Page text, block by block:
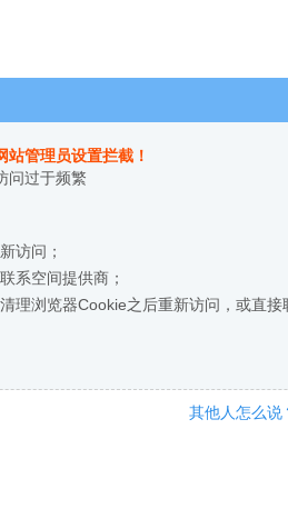
管理员设置拦截！
问过于频繁
访问；
系空间提供商；
理浏览器Cookie之后重新访问，或直接
其他人怎么说